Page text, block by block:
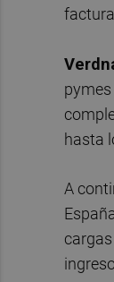
hasta
A